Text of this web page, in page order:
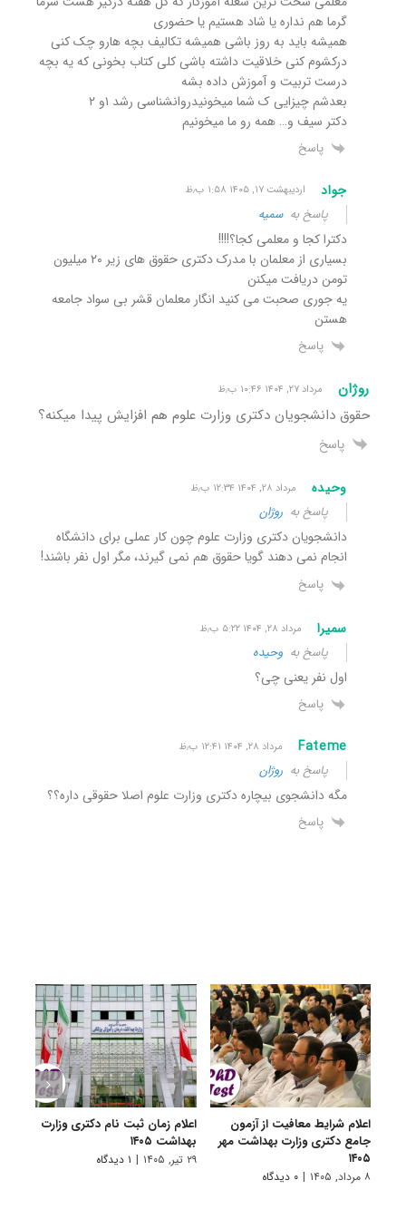
گرما هم نداره یا شاد هستیم یا حضوری
همیشه باید به روز باشی همیشه تکالیف بچه هارو چک کنی
درکشوم کنی خلاقیت داشته باشی کلی کتاب بخونی که یه بچه
درست تربیت و آموزش داده بشه
بعدشم چیزایی ک شما میخونیدروانشناسی رشد ۱و ۲
دکتر سیف و… همه رو ما میخونیم
پاسخ
جواد اردیبهشت ۱۷, ۱۴۰۵ ۱:۵۸ ب٫ظ
پاسخ بهسمیه
دکترا کجا و معلمی کجا؟!!!!
بسیاری از معلمان با مدرک دکتری حقوق های زیر ۲۰ میلیون
تومن دریافت میکنن
یه جوری صحبت می کنید انگار معلمان قشر بی سواد جامعه
هستن
پاسخ
روژان مرداد ۲۷, ۱۴۰۴ ۱۰:۴۶ ب٫ظ
حقوق دانشجویان دکتری وزارت علوم هم افزایش پیدا میکنه؟
پاسخ
وحیده مرداد ۲۸, ۱۴۰۴ ۱۲:۳۴ ب٫ظ
پاسخ به روژان
دانشجویان دکتری وزارت علوم چون کار عملی برای دانشگاه
انجام نمی دهند گویا حقوق هم نمی گیرند، مگر اول نفر باشند!
پاسخ
سمیرا مرداد ۲۸, ۱۴۰۴ ۵:۲۲ ب٫ظ
پاسخ به وحیده
اول نفر یعنی چی؟
پاسخ
Fateme مرداد ۲۸, ۱۴۰۴ ۱۲:۴۱ ب٫ظ
پاسخ به روژان
مگه دانشجوی بیچاره دکتری وزارت علوم اصلا حقوقی داره؟؟
پاسخ
اعلام شرایط معافیت از آزمون
جامع دکتری وزارت بهداشت مهر
۱۴۰۵
۸ مرداد, ۱۴۰۵ | ۰ دیدگاه
اعلام زمان ثبت نام دکتری وزارت
بهداشت ۱۴۰۵
۲۹ تیر, ۱۴۰۵ | ۱ دیدگاه